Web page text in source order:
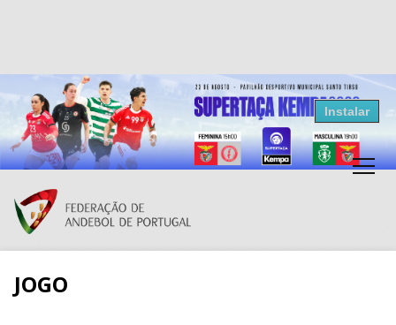
Resultados Andebol
Federação de Andebol de Portugal
Grátis - Disponivel na Play Store
Instalar
JOGO